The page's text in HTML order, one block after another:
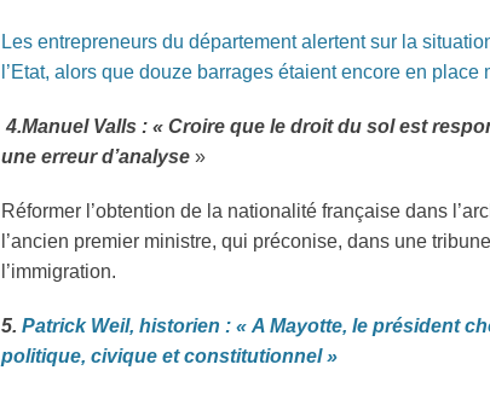
Les entrepreneurs du département alertent sur la
l’Etat, alors que douze barrages étaient encore en place
4.Manuel Valls : « Croire que le droit du sol est
une erreur d’analyse »
Réformer l’obtention de la nationalité française dans
l’ancien premier ministre, qui préconise, dans une
l’immigration.
5. Patrick Weil, historien : « A Mayotte, le président
politique, civique et constitutionnel »